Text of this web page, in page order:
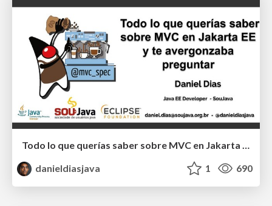
Todo lo que querías saber sobre MVC en Jakarta EE y te avergonzaba preguntar - ES
danieldiasjava
1 690